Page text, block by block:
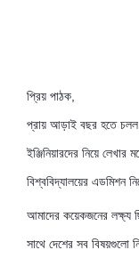
প্রিয় পাঠক,
প্রায় আড়াই বছর হতে
ইঞ্জিনিয়ারদের নিয়ে
বিশ্ববিদ্যালয়ের এডমিশন
আমাদের কয়েকজনের লক্ষ্য
সাথে দেশের সব বিষয়গুলো